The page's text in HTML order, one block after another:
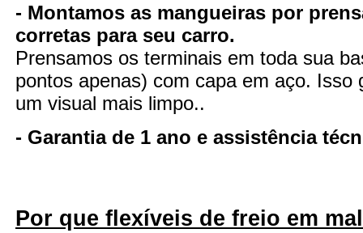
- Montamos as mangueiras por
corretas para seu carro.
Prensamos os terminais em toda sua
pontos apenas) com capa em aço. Isso
um visual mais limpo..
- Garantia de 1 ano e assistência
Por que flexíveis de freio em